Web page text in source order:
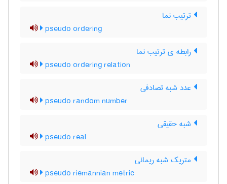
ترتیب نما
pseudo ordering
رابطه ی ترتیب نما
pseudo ordering relation
عدد شبه تصادفی
pseudo random number
شبه حقیقی
pseudo real
متریک شبه ریمانی
pseudo riemannian metric